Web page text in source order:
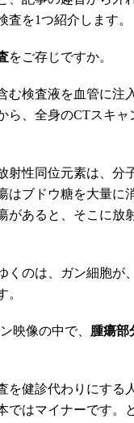
査を1つ紹介します。
をご存じですか。
検査液を血管に注
ら、全身のCTスキャ
性同位元素は、分
はブドウ糖を大量に
があると、そこに放
くのは、ガン細胞が
。
映像の中で、 腫瘍部
健診代わりにする
ではマイナーです。